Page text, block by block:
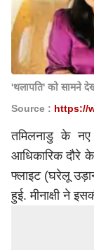
'थलापति' को सामने
Source : https://
तमिलनाडु के
आधिकारिक दौरे
फ्लाइट (घरेलू
हुई. मीनाक्षी ने